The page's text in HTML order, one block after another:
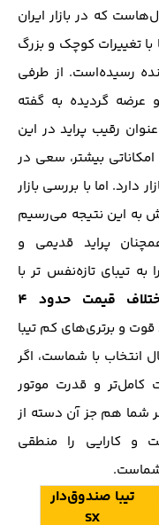
که در بازار ایران
تغییرات کوچک و بزرگ
رسیده‌است. از طرفی
عرضه گردیده به گفته
رقیب پراید در این
بیشتر، سعی در
اما با بررسی بازار
به این نتیجه می‌رسیم
پراید قدیمی و
تیبای تازه‌نفس تر با
اختلاف قیمت حدود 4
قوت و برتری‌های کم تیبا
انتخاب با شماست، اگر
کامل‌تر و قدرت موتور
شما هم جز آن دسته از
و کارایی را منطقی
شماست.
تیبا صندوق‌دار
SX